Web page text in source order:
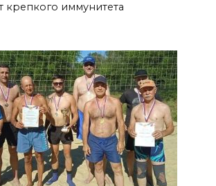
крепкого иммунитета